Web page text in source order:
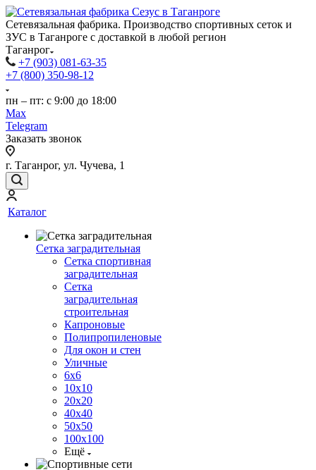
Сетевязальная фабрика. Производство спортивных сеток и
ЗУС в Таганроге с доставкой в любой регион
Таганрог
+7 (903) 081-63-35
+7 (800) 350-98-12
пн – пт: с 9:00 до 18:00
Max
Telegram
Заказать звонок
г. Таганрог, ул. Чучева, 1
Каталог
Сетка заградительная
Сетка спортивная
заградительная
Сетка
заградительная
строительная
Капроновые
Полипропиленовые
Для окон и стен
Уличные
6х6
10х10
20х20
40х40
50х50
100х100
Ещё